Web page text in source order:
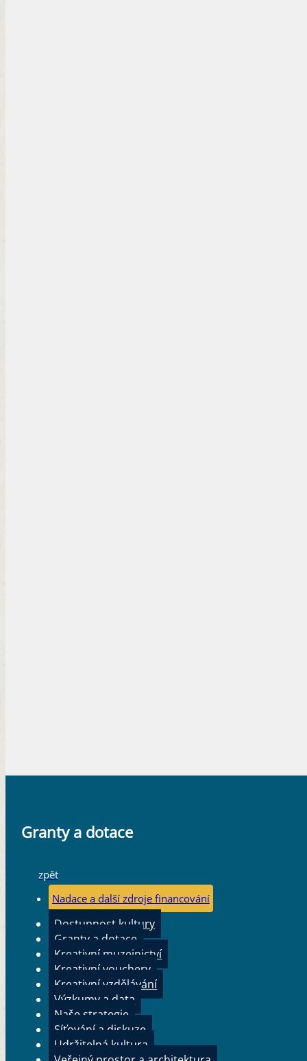
Granty a dotace
zpět
Nadace a další zdroje financování
Dostupnost kultury
Granty a dotace
Kreativní muzejnictví
Kreativní vouchery
Kreativní vzdělávání
Výzkumy a data
Naše strategie
Síťování a diskuze
Udržitelná kultura